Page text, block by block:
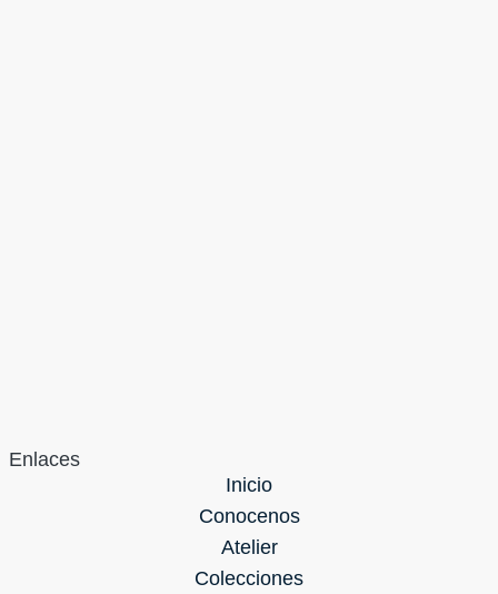
Enlaces
Inicio
Conocenos
Atelier
Colecciones